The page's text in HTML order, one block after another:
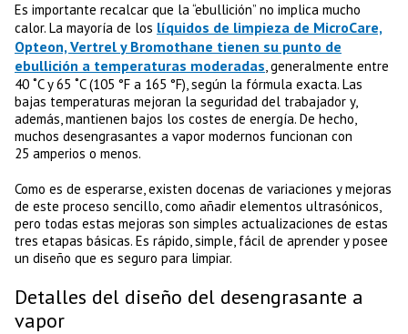
Es importante recalcar que la “ebullición” no implica mucho
calor. La mayoría de los líquidos de limpieza de MicroCare,
Opteon, Vertrel y Bromothane tienen su punto de
ebullición a temperaturas moderadas, generalmente entre
40 ˚C y 65 ˚C (105 °F a 165 °F), según la fórmula exacta. Las
bajas temperaturas mejoran la seguridad del trabajador y,
además, mantienen bajos los costes de energía. De hecho,
muchos desengrasantes a vapor modernos funcionan con
25 amperios o menos.
Como es de esperarse, existen docenas de variaciones y mejoras
de este proceso sencillo, como añadir elementos ultrasónicos,
pero todas estas mejoras son simples actualizaciones de estas
tres etapas básicas. Es rápido, simple, fácil de aprender y posee
un diseño que es seguro para limpiar.
Detalles del diseño del desengrasante a
vapor